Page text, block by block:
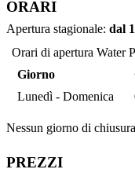
ORARI
Apertura stagionale: dal
Orari di apertura Water
Giorno
Lunedì - Domenica
Nessun giorno di
PREZZI